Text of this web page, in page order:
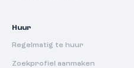
Huur
Regelmatig te huur
Zoekprofiel aanmaken